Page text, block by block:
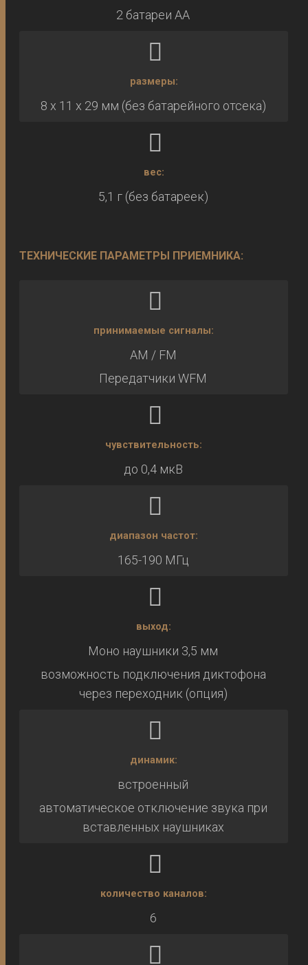
2 батареи AA
размеры:
8 x 11 x 29 мм (без батарейного отсека)
вес:
5,1 г (без батареек)
ТЕХНИЧЕСКИЕ ПАРАМЕТРЫ ПРИЕМНИКА:
принимаемые сигналы:
AM / FM
Передатчики WFM
чувствительность:
до 0,4 мкВ
диапазон частот:
165-190 МГц
выход:
Моно наушники 3,5 мм
возможность подключения диктофона
через переходник (опция)
динамик:
встроенный
автоматическое отключение звука при
вставленных наушниках
количество каналов:
6